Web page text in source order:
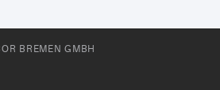
BREMEN GMBH